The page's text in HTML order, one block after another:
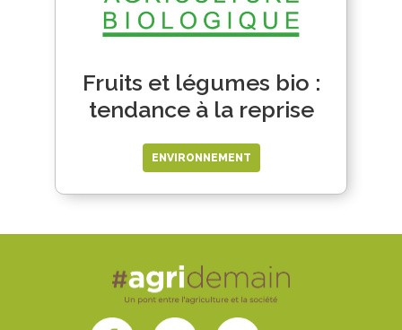
Fruits et légumes bio :
tendance à la reprise
ENVIRONNEMENT